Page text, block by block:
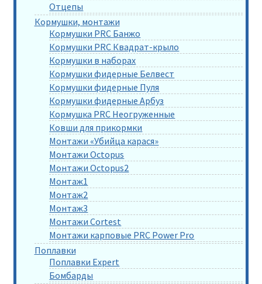
Отцепы
Кормушки, монтажи
Кормушки PRC Банжо
Кормушки PRC Квадрат-крыло
Кормушки в наборах
Кормушки фидерные Белвест
Кормушки фидерные Пуля
Кормушки фидерные Арбуз
Кормушка PRC Неогруженные
Ковши для прикормки
Монтажи «Убийца карася»
Монтажи Octopus
Монтажи Octopus2
Монтаж1
Монтаж2
Монтаж3
Монтажи Cortest
Монтажи карповые PRC Power Pro
Поплавки
Поплавки Expert
Бомбарды